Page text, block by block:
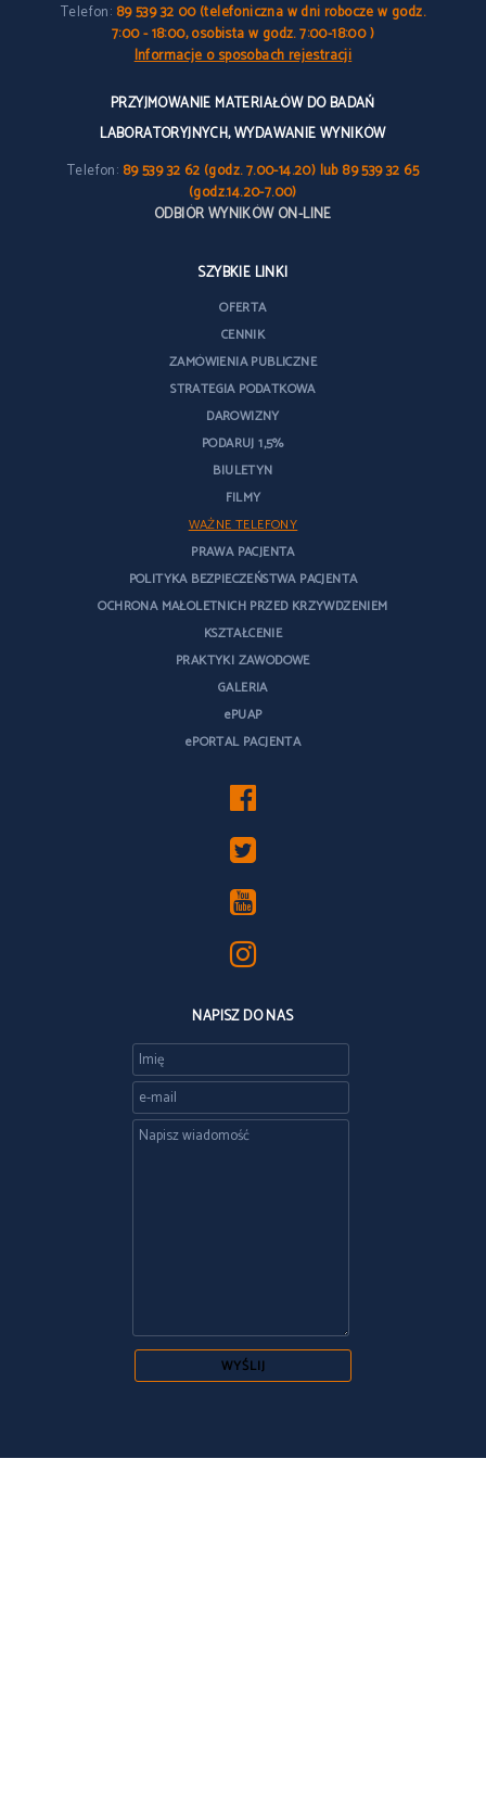
Telefon: 89 539 32 00 (telefoniczna w dni robocze w godz.
7:00 - 18:00, osobista w godz. 7:00-18:00 )
Informacje o sposobach rejestracji
PRZYJMOWANIE MATERIAŁÓW DO BADAŃ
LABORATORYJNYCH, WYDAWANIE WYNIKÓW
Telefon: 89 539 32 62 (godz. 7.00-14.20) lub 89 539 32 65
(godz.14.20-7.00)
ODBIÓR WYNIKÓW ON-LINE
SZYBKIE LINKI
OFERTA
CENNIK
ZAMÓWIENIA PUBLICZNE
STRATEGIA PODATKOWA
DAROWIZNY
PODARUJ 1,5%
BIULETYN
FILMY
WAŻNE TELEFONY
PRAWA PACJENTA
POLITYKA BEZPIECZEŃSTWA PACJENTA
OCHRONA MAŁOLETNICH PRZED KRZYWDZENIEM
KSZTAŁCENIE
PRAKTYKI ZAWODOWE
GALERIA
ePUAP
ePORTAL PACJENTA
NAPISZ DO NAS